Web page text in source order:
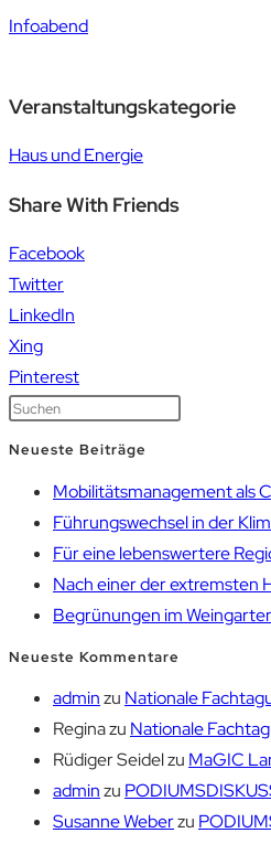
Infoabend
Veranstaltungskategorie
Haus und Energie
Share With Friends
Facebook
Twitter
LinkedIn
Xing
Pinterest
Neueste Beiträge
Mobilitätsmanagement als
Führungswechsel in der
Für eine lebenswertere
Nach einer der extremsten
Begrünungen im
Neueste Kommentare
adminzu Nationale
Reginazu Nationale
Rüdiger Seidelzu MaGIC
adminzu
Susanne Weberzu